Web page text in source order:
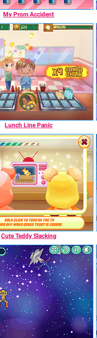
My Prom Accident
Lunch Line Panic
Cute Teddy Slacking